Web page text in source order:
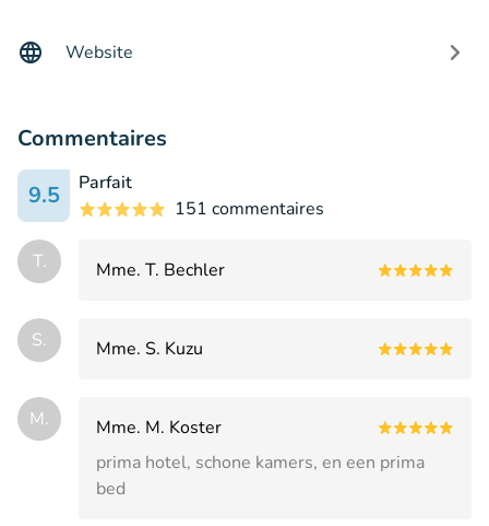
Website
Commentaires
9.5
Parfait
151 commentaires
T. Mme. T. Bechler
S. Mme. S. Kuzu
M.
Mme. M. Koster
prima hotel, schone kamers, en een prima
bed